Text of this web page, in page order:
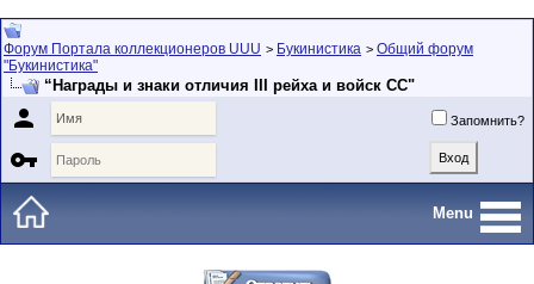
Форум Портала коллекционеров UUU > Букинистика > Общий форум
"Букинистика"
“Награды и знаки отличия III рейха и войск СС"
 Запомнить?

Menu